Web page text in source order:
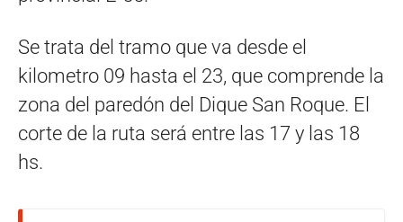
Se trata del tramo que va desde el
kilometro 09 hasta el 23, que comprende la
zona del paredón del Dique San Roque. El
corte de la ruta será entre las 17 y las 18
hs.